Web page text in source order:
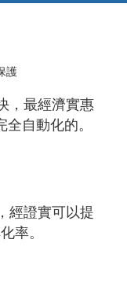
護
，最經濟實惠
自動化的。
經證實可以提
率。